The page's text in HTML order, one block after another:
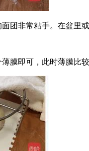
团非常粘手。在盆里
膜即可，此时薄膜比